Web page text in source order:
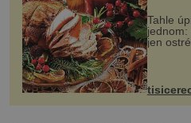
Tahle
jednom:
jen
krků.
vcelku 3